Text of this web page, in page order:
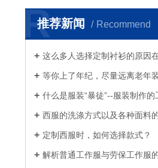
推荐新闻 Recommend
R
这么多人选择定制衬衫的原因
等你上了年纪，尽量远离老年装，换成白衬衫、浅西
什么是服装“暴徒”--服装制作的
西服的洗涤方式以及各种面料
定制西服时，如何选择款式？
解析普通工作服与劳保工作服